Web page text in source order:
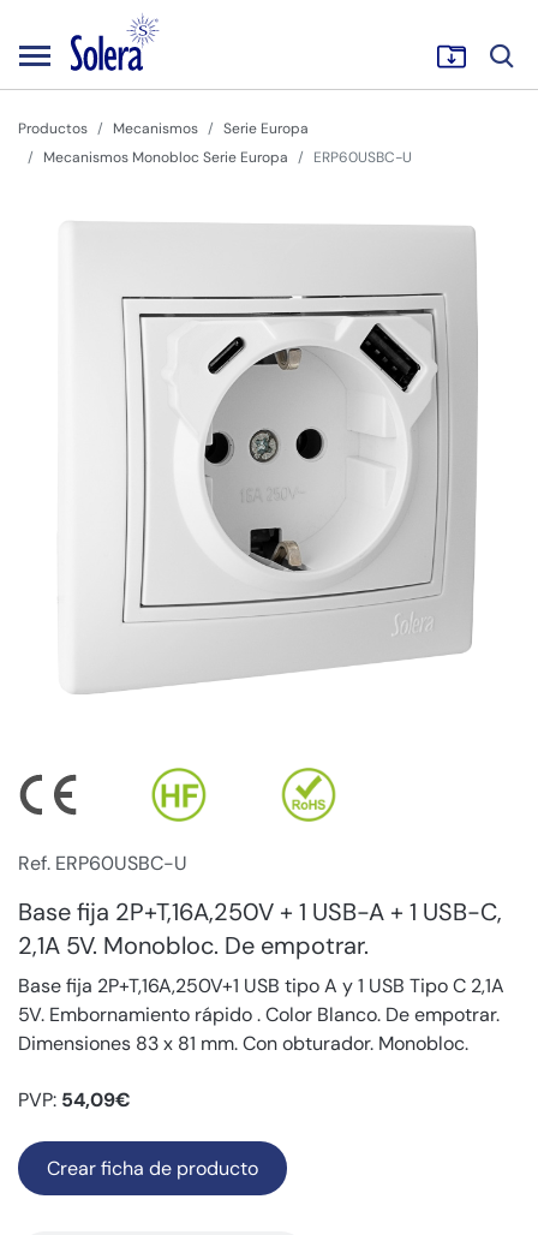
Productos Mecanismos
Serie Europa
Mecanismos Monobloc Serie Europa
ERP60USBC-U
Ref. ERP60USBC-U
Base fija 2P+T,16A,250V + 1 USB-A + 1 USB-C,
2,1A 5V. Monobloc. De empotrar.
Base fija 2P+T,16A,250V+1 USB tipo A y 1 USB Tipo C 2,1A
5V. Embornamiento rápido . Color Blanco. De empotrar.
Dimensiones 83 x 81 mm. Con obturador. Monobloc.
PVP: 54,09€
Crear ficha de producto